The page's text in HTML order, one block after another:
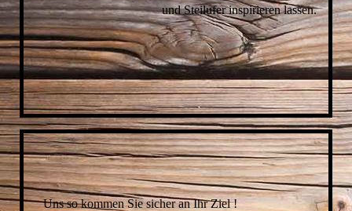
und Steilufer inspirieren lassen.
Uns so kommen Sie sicher an Ihr Ziel !